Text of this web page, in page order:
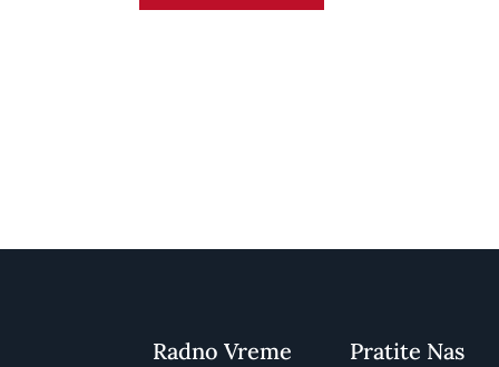
Radno Vreme Pratite Nas